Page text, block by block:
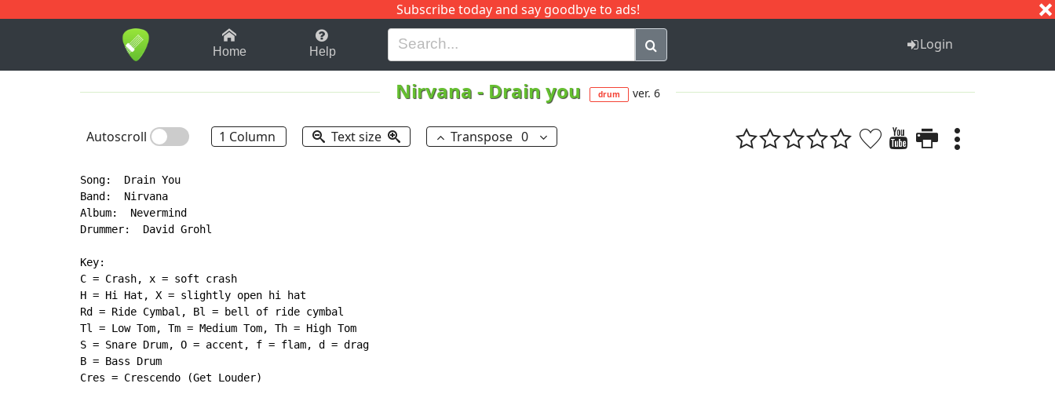
Subscribe today and say goodbye to ads!
1-9 B H I J Q
Home Help Login
Nirvana - Drain you drum ver. 6
Autoscroll 1 Column Text size Transpose 0
Song:  Drain You
Band:  Nirvana
Album:  Nevermind
Drummer:  David Grohl
Key:
C = Crash, x = soft crash
H = Hi Hat, X = slightly open hi hat
Rd = Ride Cymbal, Bl = bell of ride cymbal
Tl = Low Tom, Tm = Medium Tom, Th = High Tom
S = Snare Drum, O = accent, f = flam, d = drag
B = Bass Drum
Cres = Crescendo (Get Louder)